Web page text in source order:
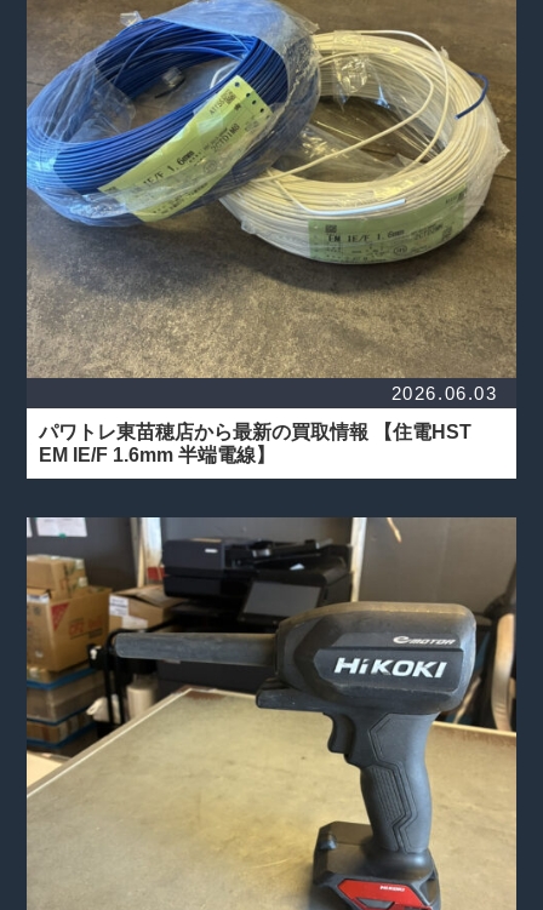
2026.06.03
パワトレ東苗穂店から最新の買取情報
【住電HST
EM IE/F 1.6mm 半端電線】